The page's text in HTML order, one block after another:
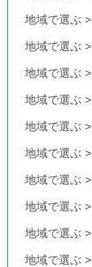
地域で選ぶ >
地域で選ぶ >
地域で選ぶ >
地域で選ぶ >
地域で選ぶ >
地域で選ぶ >
地域で選ぶ >
地域で選ぶ >
地域で選ぶ >
地域で選ぶ >